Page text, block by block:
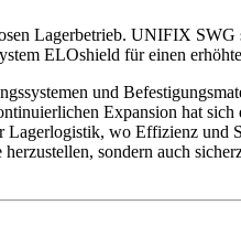
Lagerbetrieb. UNIFIX
ELOshield für einen
und
Expansion hat
wo Effizienz und
sondern auch